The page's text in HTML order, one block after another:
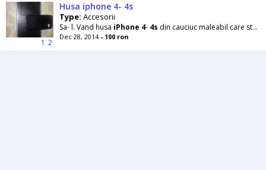
1 2
Husa iphone 4- 4s
Type: Accesorii
Sa- l. Vand husa iPhone 4- 4s din cauciuc maleabil care sta pe orice suprafata fara a aluneca si
Dec 28, 2014 - 100 ron